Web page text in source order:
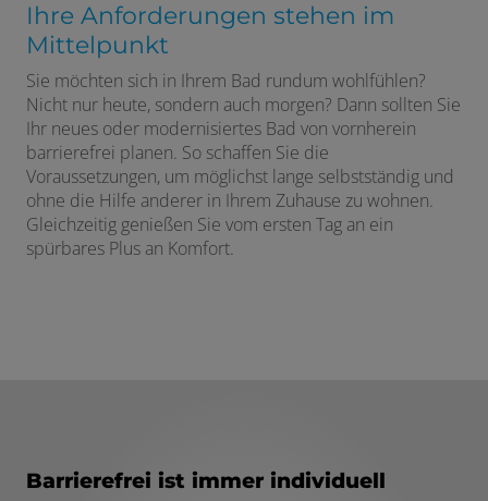
Ihre Anforderungen stehen im
Mittelpunkt
Sie möchten sich in Ihrem Bad rundum wohlfühlen?
Nicht nur heute, sondern auch morgen? Dann sollten Sie
Ihr neues oder modernisiertes Bad von vornherein
barrierefrei planen. So schaffen Sie die
Voraussetzungen, um möglichst lange selbstständig und
ohne die Hilfe anderer in Ihrem Zuhause zu wohnen.
Gleichzeitig genießen Sie vom ersten Tag an ein
spürbares Plus an Komfort.
Barrierefrei ist immer individuell